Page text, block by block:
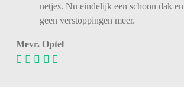
netjes. Nu eindelijk een schoon dak en
geen verstoppingen meer.
Mevr. Optel